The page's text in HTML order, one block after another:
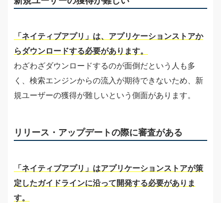
「ネイティブアプリ」は、アプリケーションストアか
らダウンロードする必要があります。
わざわざダウンロードするのが面倒だという人も多
く、検索エンジンからの流入が期待できないため、新
規ユーザーの獲得が難しいという側面があります。
リリース・アップデートの際に審査がある
「ネイティブアプリ」はアプリケーションストアが策
定したガイドラインに沿って開発する必要がありま
す。